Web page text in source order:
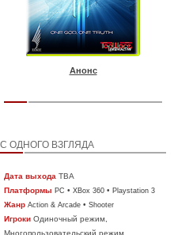
Анонс
С ОДНОГО ВЗГЛЯДА
Дата выхода TBA
Платформы PC •XBox 360 •Playstation 3
Жанр Action & Arcade •Shooter
Игроки Одиночный режим,
Многопользовательский режим